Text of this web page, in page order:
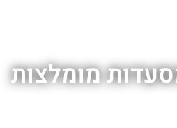
מומלצות